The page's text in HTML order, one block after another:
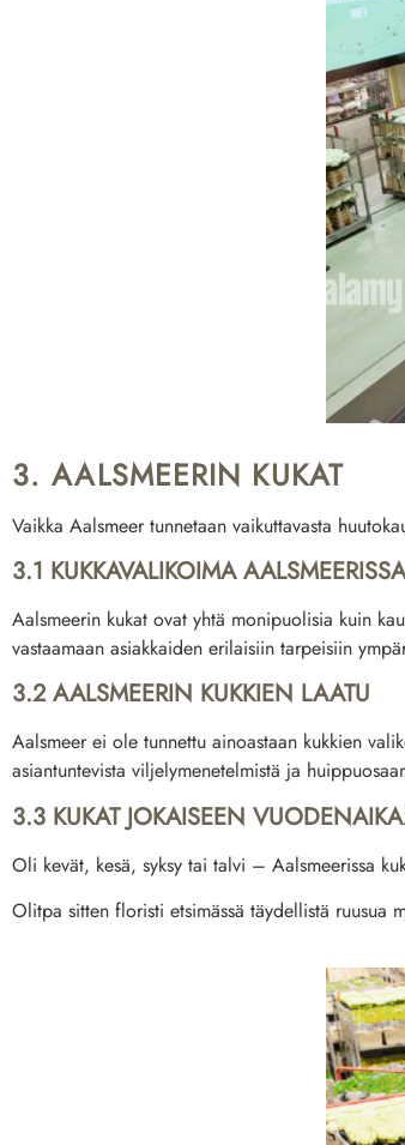
3. AALSMEERIN KUKAT
Vaikka Aalsmeer tunnetaan vaikuttavasta
3.1 KUKKA­VALIKOIMA AALSMEERISSA
Aalsmeerin kukat ovat yhtä monipuolisia kuin
vastaamaan asiakkaiden erilaisiin tarpeisiin
3.2 AALSMEERIN KUKKIEN LAATU
Aalsmeer ei ole tunnettu ainoastaan kukkien
asiantuntevista viljelymenetelmistä ja
3.3 KUKAT JOKAISEEN
Oli kevät, kesä, syksy tai talvi – Aalsmeerissa
Olitpa sitten floristi etsimässä täydellistä ruusua